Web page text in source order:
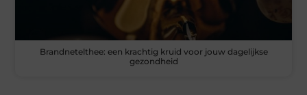
Brandnetelthee: een krachtig kruid voor jouw dagelijkse
gezondheid